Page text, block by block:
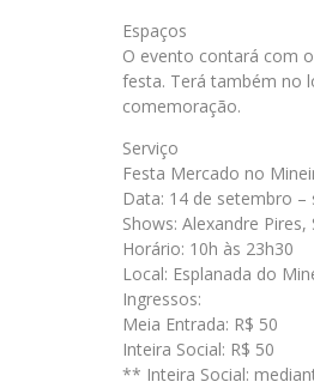
Espaços
O evento contará com
festa. Terá também no
comemoração.
Serviço
Festa Mercado no
Data: 14 de setembro –
Shows: Alexandre
Horário: 10h às 23h30
Local: Esplanada do
Ingressos:
Meia Entrada: R$ 50
Inteira Social: R$ 50
** Inteira Social: